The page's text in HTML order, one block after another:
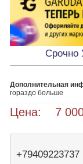
Срочно
Дополнительная
гораздо больше
Цена: 7
+79409223737